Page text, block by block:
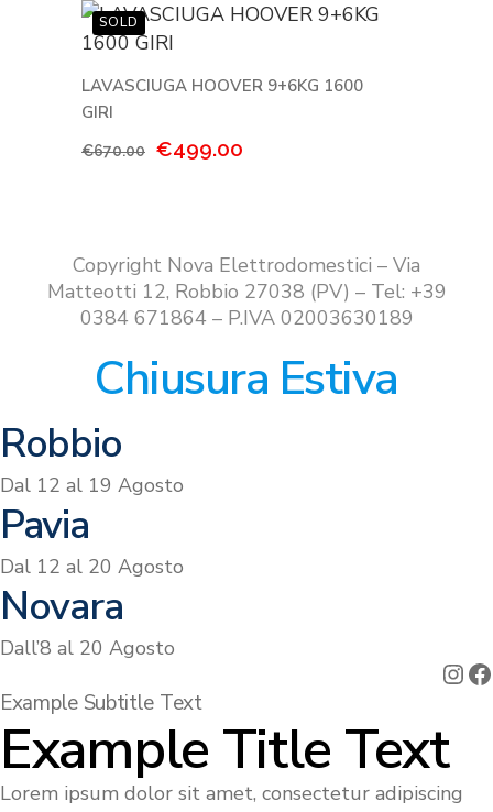
LAVASCIUGA HOOVER 9+6KG 1600
GIRI
€670.00
Il
€670.00.
€499.00
€499.00.
Copyright Nova Elettrodomestici – Via
Matteotti 12, Robbio 27038 (PV) – Tel: +39
0384 671864 – P.IVA 02003630189
Chiusura Estiva
Robbio
Dal 12 al 19 Agosto
Pavia
Dal 12 al 20 Agosto
Novara
Dall’8 al 20 Agosto
Example Subtitle Text
Example Title Text
Lorem ipsum dolor sit amet, consectetur adipiscing